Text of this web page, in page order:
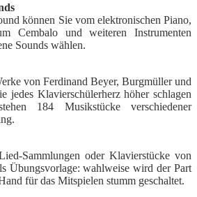
können Sie vom elektronischen Piano,
Cembalo und weiteren Instrumenten
Sounds wählen.
von Ferdinand Beyer, Burgmüller und
jedes Klavierschülerherz höher schlagen
184 Musikstücke verschiedener
Sammlungen oder Klavierstücke von
Übungsvorlage: wahlweise wird der Part
für das Mitspielen stumm geschaltet.